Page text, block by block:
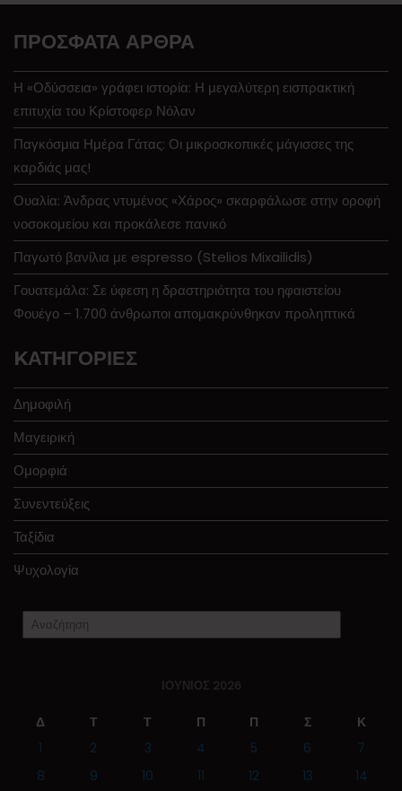
ΠΡΌΣΦΑΤΑ ΆΡΘΡΑ
Η «Οδύσσεια» γράφει ιστορία: Η μεγαλύτερη εισπρακτική
επιτυχία του Κρίστοφερ Νόλαν
Παγκόσμια Ημέρα Γάτας: Οι μικροσκοπικές μάγισσες της
καρδιάς μας!
Ουαλία: Άνδρας ντυμένος «Χάρος» σκαρφάλωσε στην οροφή
νοσοκομείου και προκάλεσε πανικό
Παγωτό βανίλια με espresso (Stelios Mixailidis)
Γουατεμάλα: Σε ύφεση η δραστηριότητα του ηφαιστείου
Φουέγο – 1.700 άνθρωποι απομακρύνθηκαν προληπτικά
KΑΤΗΓΟΡΊΕΣ
Δημοφιλή
Μαγειρική
Ομορφιά
Συνεντεύξεις
Ταξίδια
Ψυχολογία
ΙΟΎΝΙΟΣ 2026
Δ Τ Τ Π Π Σ
Κ
1
2 3 4 5 6
7
8
9 10 11 12 13 14